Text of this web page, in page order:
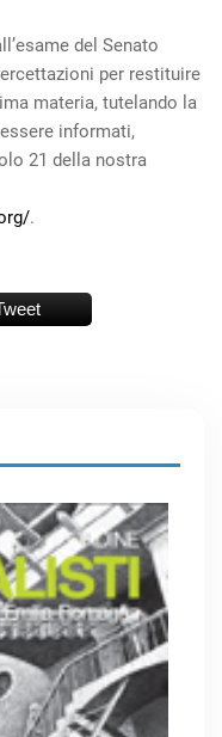
del Senato
per restituire
materia, tutelando la
informati,
21 della nostra
.